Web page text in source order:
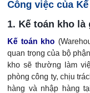
Công việc của
1. Kế toán kho là
Kế toán kho
quan trọng của bộ
kho sẽ thường làm
phòng công ty, chịu
hàng và nhập hàng